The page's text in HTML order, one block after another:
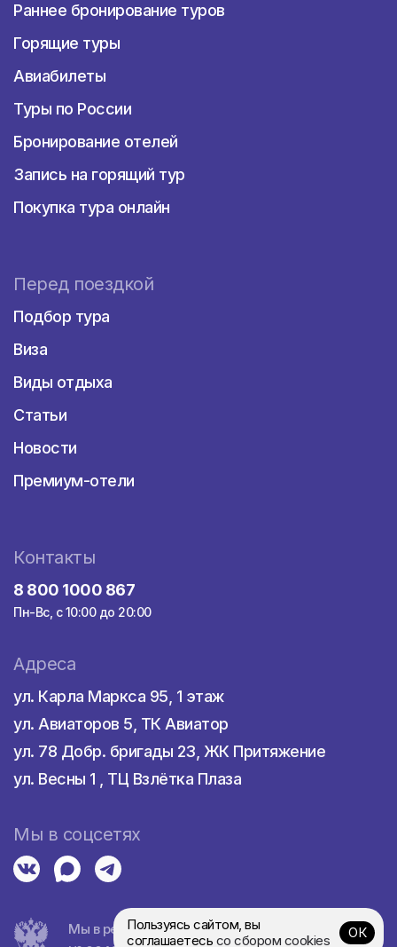
Раннее бронирование туров
Горящие туры
Авиабилеты
Туры по России
Бронирование отелей
Запись на горящий тур
Покупка тура онлайн
Перед поездкой
Подбор тура
Виза
Виды отдыха
Статьи
Новости
Премиум-отели
Контакты
8 800 1000 867
Пн-Вс, с 10:00 до 20:00
Адреса
ул. Карла Маркса 95, 1 этаж
ул. Авиаторов 5, ТК Авиатор
ул. 78 Добр. бригады 23, ЖК Притяжение
ул. Весны 1 , ТЦ Взлётка Плаза
Мы в соцсетях
Мы в реестре турагентств
Пользуясь сайтом, вы
соглашаетесь со сбором cookies ОК